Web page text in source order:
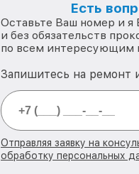
Есть
Оставьте Ваш номер и я
и без обязательств
по всем интересующим
Запишитесь на ремонт
Отправляя заявку на
обработку персональных